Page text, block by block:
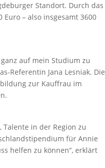
Standort. Durch das
– also insgesamt 3600
auf mein Studium zu
Referentin Jana Lesniak. Die
zur Kauffrau im
in der Region zu
für Annie
helfen zu können“, erklärt